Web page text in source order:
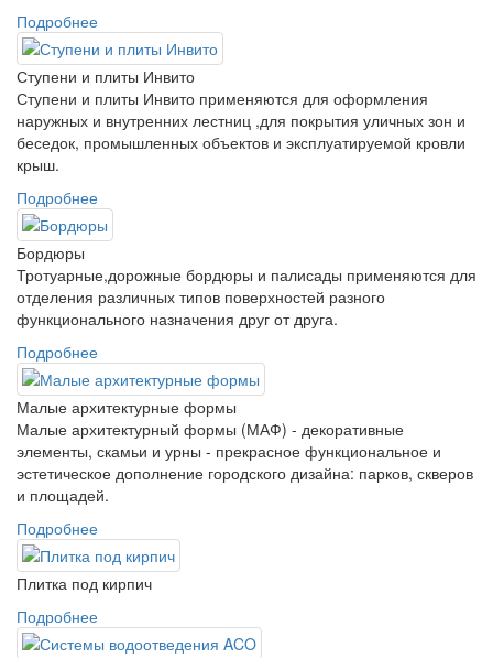
Подробнее
Ступени и плиты Инвито
Ступени и плиты Инвито применяются для оформления
наружных и внутренних лестниц ,для покрытия уличных зон и
беседок, промышленных объектов и эксплуатируемой кровли
крыш.
Подробнее
Бордюры
Тротуарные,дорожные бордюры и палисады применяются для
отделения различных типов поверхностей разного
функционального назначения друг от друга.
Подробнее
Малые архитектурные формы
Малые архитектурный формы (МАФ) - декоративные
элементы, скамьи и урны - прекрасное функциональное и
эстетическое дополнение городского дизайна: парков, скверов
и площадей.
Подробнее
Плитка под кирпич
Подробнее